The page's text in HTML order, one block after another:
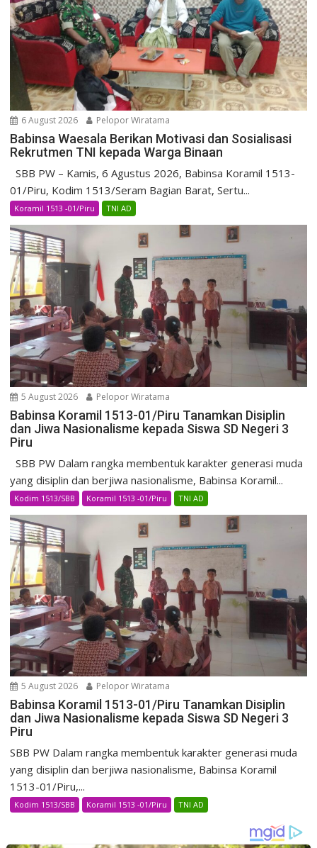
6 August 2026 Pelopor Wiratama
Babinsa Waesala Berikan Motivasi dan Sosialisasi
Rekrutmen TNI kepada Warga Binaan
SBB PW – Kamis, 6 Agustus 2026, Babinsa Koramil 1513-
01/Piru, Kodim 1513/Seram Bagian Barat, Sertu...
Koramil 1513 -01/Piru TNI AD
5 August 2026 Pelopor Wiratama
Babinsa Koramil 1513-01/Piru Tanamkan Disiplin
dan Jiwa Nasionalisme kepada Siswa SD Negeri 3
Piru
SBB PW Dalam rangka membentuk karakter generasi muda
yang disiplin dan berjiwa nasionalisme, Babinsa Koramil...
Kodim 1513/SBB Koramil 1513 -01/Piru TNI AD
5 August 2026 Pelopor Wiratama
Babinsa Koramil 1513-01/Piru Tanamkan Disiplin
dan Jiwa Nasionalisme kepada Siswa SD Negeri 3
Piru
SBB PW Dalam rangka membentuk karakter generasi muda
yang disiplin dan berjiwa nasionalisme, Babinsa Koramil
1513-01/Piru,...
Kodim 1513/SBB Koramil 1513 -01/Piru TNI AD